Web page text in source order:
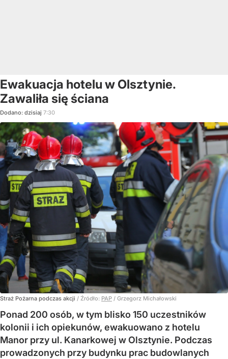
Ewakuacja hotelu w Olsztynie.
Zawaliła się ściana
Dodano: dzisiaj 7:30
Straż Pożarna podczas akcji / Źródło: PAP / Grzegorz Michałowski
Ponad 200 osób, w tym blisko 150 uczestników
kolonii i ich opiekunów, ewakuowano z hotelu
Manor przy ul. Kanarkowej w Olsztynie. Podczas
prowadzonych przy budynku prac budowlanych